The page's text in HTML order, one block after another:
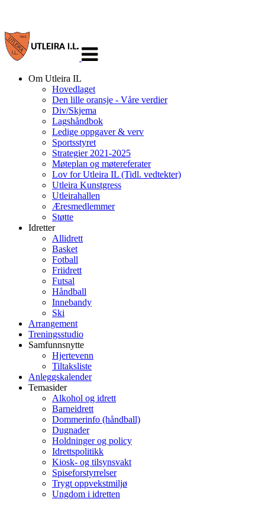
navigasjon
Om Utleira IL
Hovedlaget
Den lille oransje - Våre verdier
Div/Skjema
Lagshåndbok
Ledige oppgaver & verv
Sportsstyret
Strategier 2021-2025
Møteplan og møtereferater
Lov for Utleira IL (Tidl. vedtekter)
Utleira Kunstgress
Utleirahallen
Æresmedlemmer
Støtte
Idretter
Allidrett
Basket
Fotball
Friidrett
Futsal
Håndball
Innebandy
Ski
Arrangement
Treningsstudio
Samfunnsnytte
Hjertevenn
Tiltaksliste
Anleggskalender
Temasider
Alkohol og idrett
Barneidrett
Dommerinfo (håndball)
Dugnader
Holdninger og policy
Idrettspolitikk
Kiosk- og tilsynsvakt
Spiseforstyrrelser
Trygt oppvekstmiljø
Ungdom i idretten